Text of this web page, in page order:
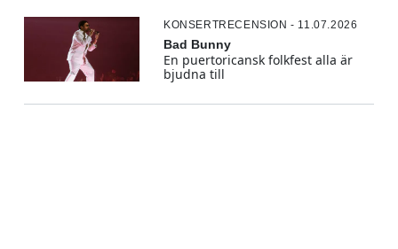
KONSERTRECENSION - 11.07.2026
Bad Bunny
En puertoricansk folkfest alla är
bjudna till